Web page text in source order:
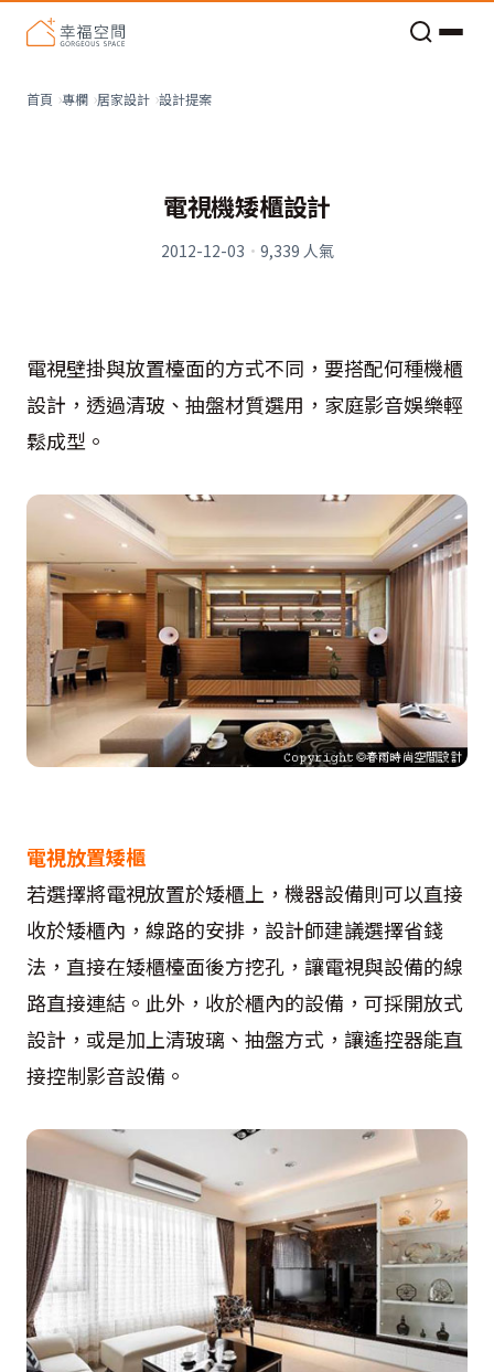
首頁 專欄 居家設計 設計提案
電視機矮櫃設計
2012-12-03 · 9,339 人氣
電視壁掛與放置檯面的方式不同，要搭配何種機櫃
設計，透過清玻、抽盤材質選用，家庭影音娛樂輕
鬆成型。
電視放置矮櫃
若選擇將電視放置於矮櫃上，機器設備則可以直接
收於矮櫃內，線路的安排，設計師建議選擇省錢
法，直接在矮櫃檯面後方挖孔，讓電視與設備的線
路直接連結。此外，收於櫃內的設備，可採開放式
設計，或是加上清玻璃、抽盤方式，讓遙控器能直
接控制影音設備。